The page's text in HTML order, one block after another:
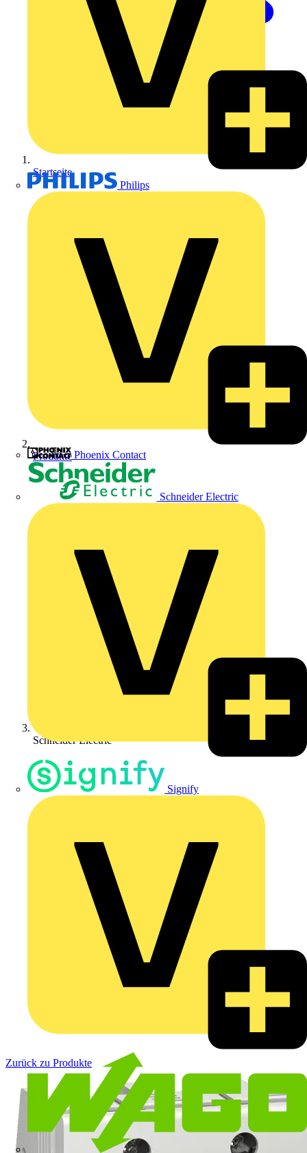
Philips
Phoenix Contact
Schneider Electric
Signify
Startseite
Produkte
Schneider Electric
Zurück zu Produkte